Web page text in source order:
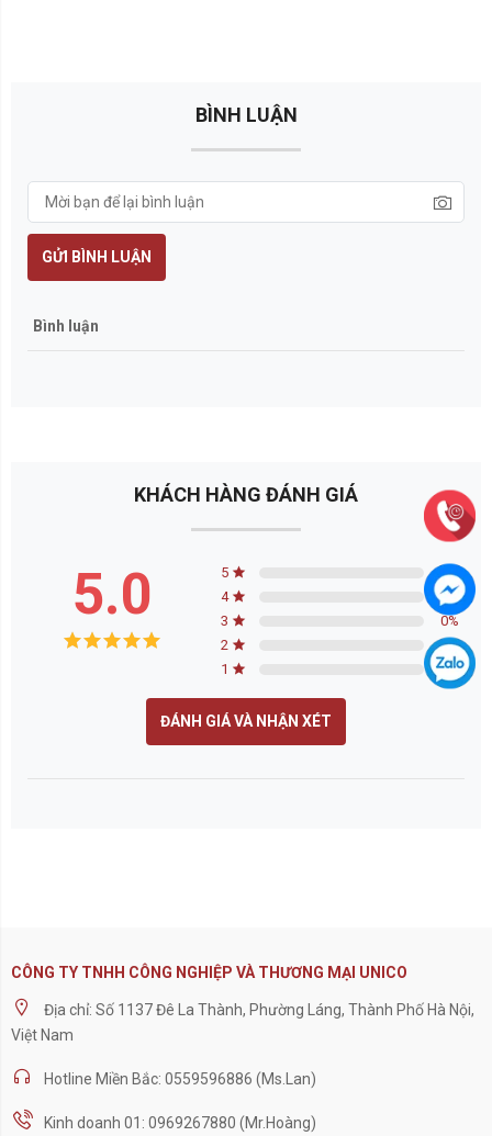
BÌNH LUẬN
GỬI BÌNH LUẬN
Bình luận
KHÁCH HÀNG ĐÁNH GIÁ
5.0 5 0%
4
0%
3
0%
2
0%
1
0%
ĐÁNH GIÁ VÀ NHẬN XÉT
CÔNG TY TNHH CÔNG NGHIỆP VÀ THƯƠNG MẠI UNICO
Địa chỉ: Số 1137 Đê La Thành, Phường Láng, Thành Phố Hà Nội,
Việt Nam
Hotline Miền Bắc: 0559596886 (Ms.Lan)
Kinh doanh 01: 0969267880 (Mr.Hoàng)